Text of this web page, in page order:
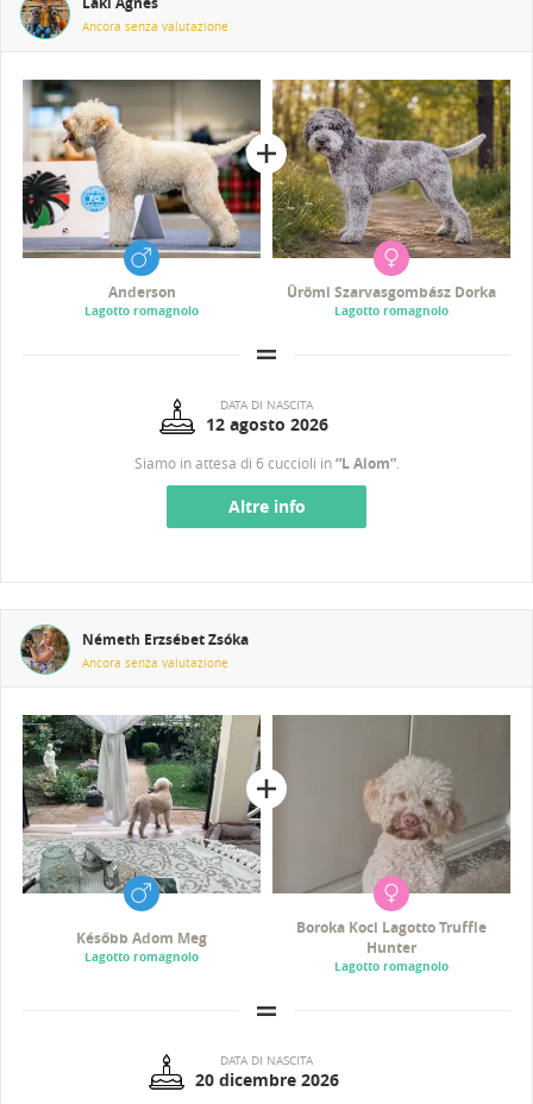
Ancora senza valutazione
Anderson
Lagotto romagnolo
Ürömi Szarvasgombász Dorka
Lagotto romagnolo
DATA DI NASCITA
12 agosto 2026
Siamo in attesa di 6 cuccioli in“L Alom”.
Altre info
Németh Erzsébet Zsóka
Ancora senza valutazione
Később Adom Meg
Lagotto romagnolo
Boroka Koci Lagotto Truffle
Hunter
Lagotto romagnolo
DATA DI NASCITA
20 dicembre 2026